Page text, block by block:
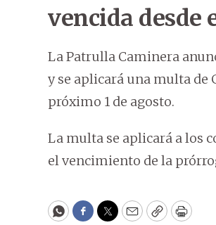
vencida desde
La Patrulla Caminera
y se aplicará una multa de
próximo 1 de agosto.
La multa se aplicará a los
el vencimiento de la
WhatsApp
Facebook
Twitter
EmailCopyPrint